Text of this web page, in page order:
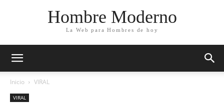
Hombre Moderno
La Web para Hombres de hoy
Inicio VIRAL
VIRAL